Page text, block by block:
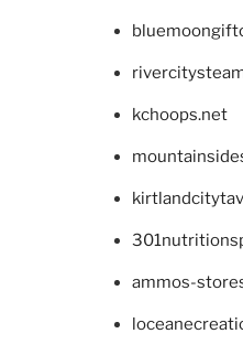
kchoops.net
ammos-